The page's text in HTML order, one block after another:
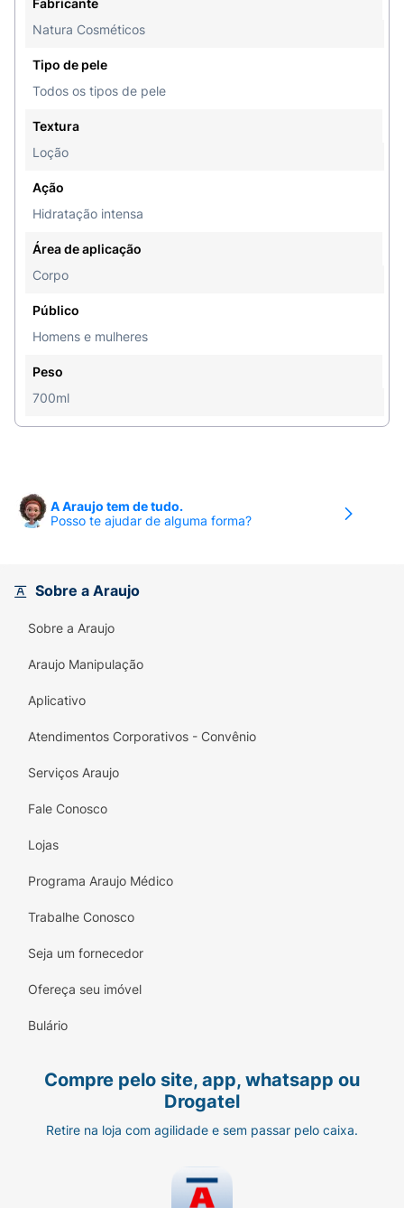
manter sua pele hidratada, suave e envolta em
uma fragrância irresistível! Cuide-se todos os dias
com Avon!
Fabricante
Natura Cosméticos
Tipo de pele
Todos os tipos de pele
Textura
Loção
Ação
Hidratação intensa
Área de aplicação
Corpo
Público
Homens e mulheres
Peso
700ml
A Araujo tem de tudo.
Posso te ajudar de alguma forma?
Sobre a Araujo
Sobre a Araujo
Araujo Manipulação
Aplicativo
Atendimentos Corporativos - Convênio
Serviços Araujo
Fale Conosco
Lojas
Programa Araujo Médico
Trabalhe Conosco
Seja um fornecedor
Ofereça seu imóvel
Bulário
Compre pelo site, app, whatsapp ou
Drogatel
Retire na loja com agilidade e sem passar pelo caixa.